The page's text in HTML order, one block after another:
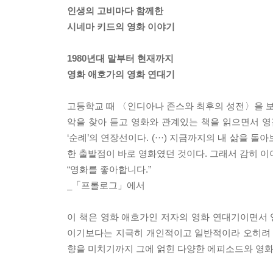
인생의 고비마다 함께한
시네마 키드의 영화 이야기
1980년대 말부터 현재까지
영화 애호가의 영화 연대기
고등학교 때 〈인디아나 존스와 최후의 성전〉을
악을 찾아 듣고 영화와 관계있는 책을 읽으면서
‘순례’의 연장선이다. (···) 지금까지의 내 삶을
한 출발점이 바로 영화였던 것이다. 그래서 감히 이
“영화를 좋아합니다.”
_「프롤로그」에서
이 책은 영화 애호가인 저자의 영화 연대기이면
이기보다는 지극히 개인적이고 일반적이라 오히
향을 미치기까지 그에 얽힌 다양한 에피소드와 영